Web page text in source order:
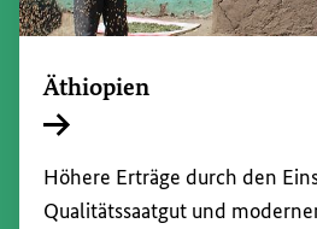
Äthiopien
Höhere Erträge durch den
Qualitätssaatgut und